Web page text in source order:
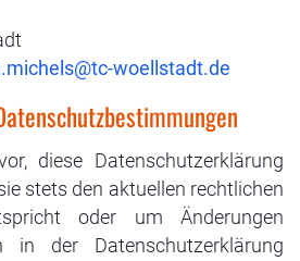
diese Datenschutzerklärung
stets den aktuellen rechtlichen
oder um Änderungen
in der Datenschutzerklärung